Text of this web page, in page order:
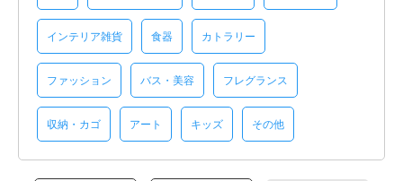
ポイントについて
配送料について
ラッピングについて
インテリア雑貨 食器 カトラリー
ファッション バス・美容 フレグランス
収納・カゴ アート キッズ その他